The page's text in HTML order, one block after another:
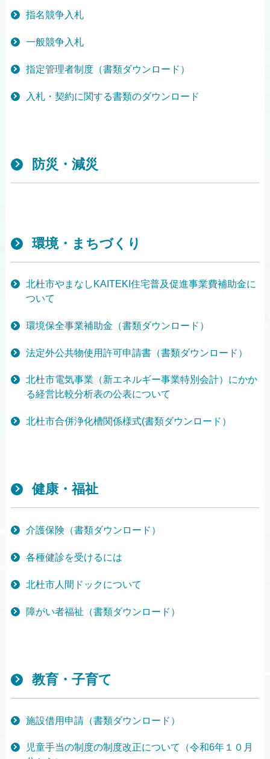
指名競争入札
一般競争入札
指定管理者制度（書類ダウンロード）
入札・契約に関する書類のダウンロード
防災・減災
環境・まちづくり
北杜市やまなしKAITEKI住宅普及促進事業費補助金に
ついて
環境保全事業補助金（書類ダウンロード）
法定外公共物使用許可申請書（書類ダウンロード）
北杜市電気事業（新エネルギー事業特別会計）にかか
る経営比較分析表の公表について
北杜市合併浄化槽関係様式(書類ダウンロード）
健康・福祉
介護保険（書類ダウンロード）
各種健診を受けるには
北杜市人間ドックについて
障がい者福祉（書類ダウンロード）
教育・子育て
施設借用申請（書類ダウンロード）
児童手当の制度の制度改正について（令和6年１０月